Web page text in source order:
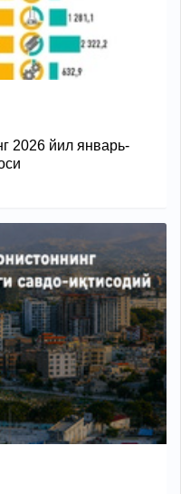
2026 йил январь-